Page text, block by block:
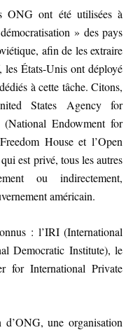
ont été utilisées à
» des pays
afin de les extraire
les États-Unis ont déployé
à cette tâche. Citons,
States Agency for
Endowment for
House et l’Open
est privé, tous les autres
ou indirectement,
américain.
: l’IRI (International
Democratic Institute), le
for International Private
une organisation